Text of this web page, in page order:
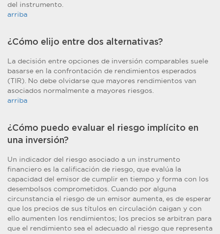
del instrumento.
arriba
¿Cómo elijo entre dos alternativas?
La decisión entre opciones de inversión comparables suele
basarse en la confrontación de rendimientos esperados
(TIR). No debe olvidarse que mayores rendimientos van
asociados normalmente a mayores riesgos.
arriba
¿Cómo puedo evaluar el riesgo implícito en
una inversión?
Un indicador del riesgo asociado a un instrumento
financiero es la calificación de riesgo, que evalúa la
capacidad del emisor de cumplir en tiempo y forma con los
desembolsos comprometidos. Cuando por alguna
circunstancia el riesgo de un emisor aumenta, es de esperar
que los precios de sus títulos en circulación caigan y con
ello aumenten los rendimientos; los precios se arbitran para
que el rendimiento sea el adecuado al riesgo que representa